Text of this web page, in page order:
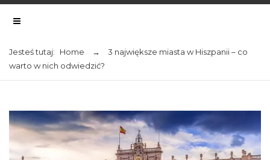
Jesteś tutaj: Home →
3 największe miasta w Hiszpanii – co
warto w nich odwiedzić?